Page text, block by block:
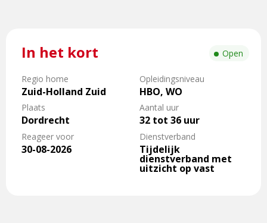
In het kort
Regio home
Zuid-Holland Zuid
Plaats
Dordrecht
Reageer voor
30-08-2026
Opleidingsniveau
HBO, WO
Aantal uur
32 tot 36 uur
Dienstverband
Tijdelijk
dienstverband met
uitzicht op vast
Open